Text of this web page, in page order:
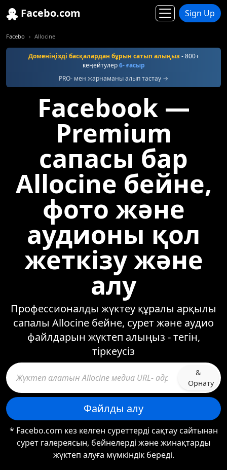
Facebo.com Sign Up
Facebo Allocine
Доменіңізді басқалардан бұрын сатып алыңыз- 800+
кеңейтулер6- ғасыр
PRO- мен жарнаманы алып тастау →
Facebook —
Premium
сапасы бар
Allocine бейне,
фото және
аудионы қол
жеткізу және
алу
Профессионалды жүктеу құралы арқылы
сапалы Allocine бейне, сурет және аудио
файлдарын жүктеп алыңыз - тегін,
тіркеусіз
&
Орнату
Файлды алу
* Facebo.com кез келген суреттерді сақтау сайтынан
сурет галереясын, бейнелерді және жинақтарды
жүктеп алуға мүмкіндік береді.